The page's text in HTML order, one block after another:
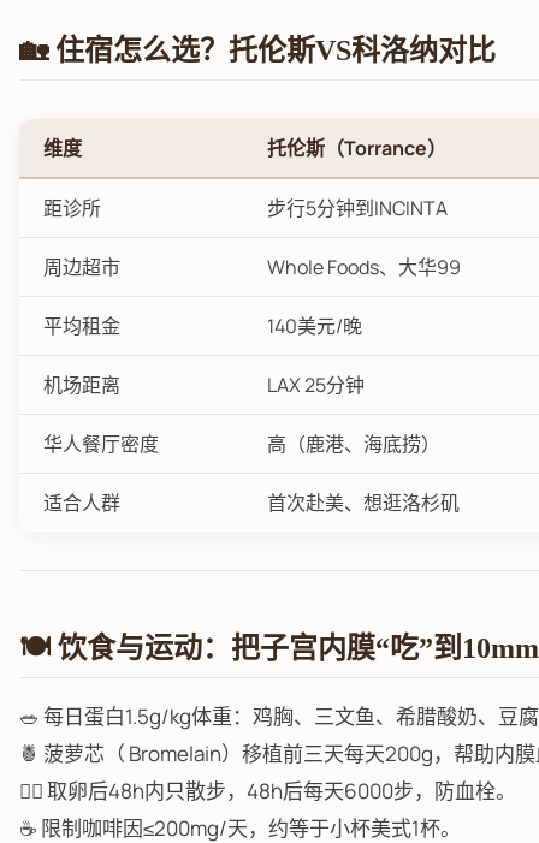
🏡 住宿怎么选？托伦斯VS科洛纳对比
维度 托伦斯（Torrance）
距诊所 步行5分钟到INCINTA
周边超市 Whole Foods、大华99
平均租金 140美元/晚
机场距离 LAX 25分钟
华人餐厅密度 高（鹿港、海底捞）
适合人群 首次赴美、想逛洛杉矶
🍽️ 饮食与运动：把子宫内膜“吃”到10mm
🥗 每日蛋白1.5g/kg体重：鸡胸、三文鱼、希腊酸奶、豆
🍍 菠萝芯（ Bromelain）移植前三天每天200g，帮助内
🚶‍♀️ 取卵后48h内只散步，48h后每天6000步，防血栓。
☕ 限制咖啡因≤200mg/天，约等于小杯美式1杯。